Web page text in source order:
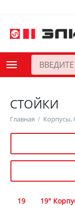
СТОЙКИ
Главная / Корпусы,
19 19"